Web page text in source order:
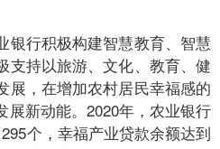
行积极构建智慧教育、智慧
支持以旅游、文化、教育、健
展，在增加农村居民幸福感的
展新动能。2020年，农业银行
个，幸福产业贷款余额达到